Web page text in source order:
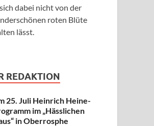
dabei nicht von der
roten Blüte
lässt.
REDAKTION
25. Juli Heinrich Heine-
im „Hässlichen
in Oberrosphe